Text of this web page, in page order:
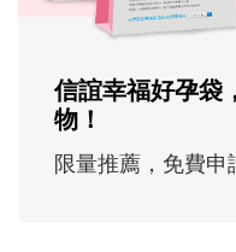
信誼幸福好孕袋
物！
限量推薦，免費申